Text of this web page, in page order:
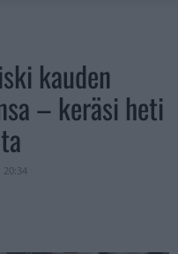
kauden
– keräsi heti
20:34